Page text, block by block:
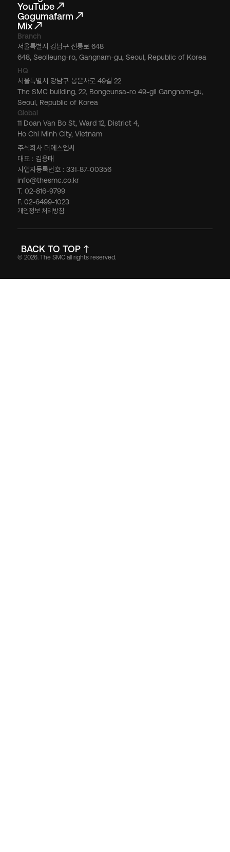
YouTube
Gogumafarm
Mix
HQ
서울특별시 강남구 봉은사로 49길 22
The SMC building, 22, Bongeunsa-ro 49-gil Gangnam-gu,
Seoul, Republic of Korea
Branch
서울특별시 강남구 선릉로 648
648, Seolleung-ro, Gangnam-gu, Seoul, Republic of Korea
Global
11 Doan Van Bo St, Ward 12, District 4,
Ho Chi Minh City, Vietnam
주식회사 더에스엠씨
대표 : 김용태
사업자등록번호 : 331-87-00356
info@thesmc.co.kr
T. 02-816-9799
F. 02-6499-1023
개인정보 처리방침
© 2026. The SMC all rights reserved.
BACK TO TOP